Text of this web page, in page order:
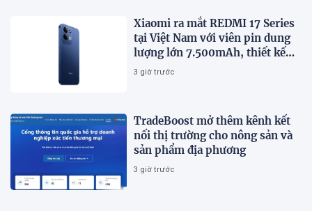
Xiaomi ra mắt REDMI 17 Series
tại Việt Nam với viên pin dung
lượng lớn 7.500mAh, thiết kế
trẻ trung, giá từ 5,5 triệu đồng
3 giờ trước
TradeBoost mở thêm kênh kết
nối thị trường cho nông sản và
sản phẩm địa phương
3 giờ trước